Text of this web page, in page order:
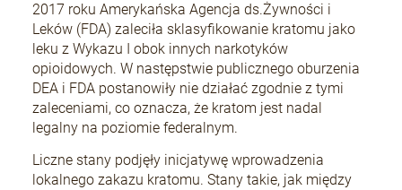
2017 roku Amerykańska Agencja ds.Żywności i
Leków (FDA) zaleciła sklasyfikowanie kratomu jako
leku z Wykazu I obok innych narkotyków
opioidowych. W następstwie publicznego oburzenia
DEA i FDA postanowiły nie działać zgodnie z tymi
zaleceniami, co oznacza, że kratom jest nadal
legalny na poziomie federalnym.
Liczne stany podjęły inicjatywę wprowadzenia
lokalnego zakazu kratomu. Stany takie, jak między